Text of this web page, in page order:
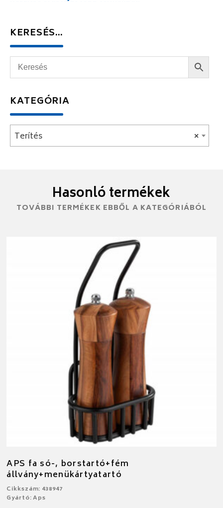
KERESÉS…
KATEGÓRIA
×
Terítés
Hasonló termékek
TOVÁBBI TERMÉKEK EBBŐL A KATEGÓRIÁBÓL
APS fa só-, borstartó+fém
állvány+menükártyatartó
Cikkszám: 438947
Gyártó: Aps